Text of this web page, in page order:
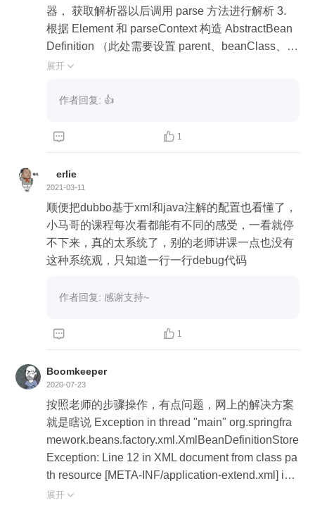
器， 获取解析器以后调用 parse 方法进行解析 3.
根据 Element 和 parseContext 构造 AbstractBean
Definition （此处需要设置 parent、beanClass、sc
ope）。并调用解析器的 parse 方法，将自定义回
根据 BeanDefinitionHolder 进行 BeanDefinition 注
析器 UsersBeanDefinitionParser 没有重写 getBea
后续再通过 beanFactory.getBean 进行依赖查找
时，获取不到 BeanClass， 导致实例化失败。
展开 
作者回复: 👍
  1
erlie
2021-03-11
顺便把dubbo基于xml和java注解的配置也看懂了，
小马哥的课程每次看都能有不同的感受，一看就停
不下来，真的太系统了，别的老师讲课一点也没有
这种系统观，只知道一行一行debug代码
作者回复: 感谢支持~
  1
Boomkeeper
2020-07-23
按照老师的步骤操作，有点问题，网上的解决方案
就是瞎说 Exception in thread "main" org.springfra
mework.beans.factory.xml.XmlBeanDefinitionStore
Exception: Line 12 in XML document from class pa
th resource [META-INF/application-extend.xml] is i
nvalid; nested exception is org.xml.sax.SAXParse
展开 